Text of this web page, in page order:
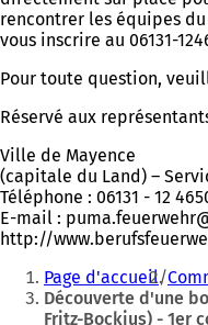
rencontrer les équipes
vous inscrire au 06131-
Pour toute question,
Réservé aux
Ville de Mayence
(capitale du Land) –
Téléphone : 06131 - 12
E-mail : puma.feuerwehr
http://
Vous
êtes
Page d'accueil
Découverte d'une
Fritz-Bockius) - 1er